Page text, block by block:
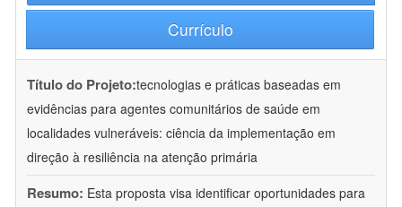
Currículo
Título do Projeto:tecnologias e práticas baseadas em
evidências para agentes comunitários de saúde em
localidades vulneráveis: ciência da implementação em
direção à resiliência na atenção primária
Resumo: Esta proposta visa identificar oportunidades para